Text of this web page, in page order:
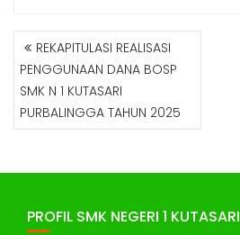
NAVIGASI
POSREKAPITULASI REALISASI
PENGGUNAAN DANA BOSP
SMK N 1 KUTASARI
PURBALINGGA TAHUN 2025
PROFIL SMK NEGERI 1 KUTASARI